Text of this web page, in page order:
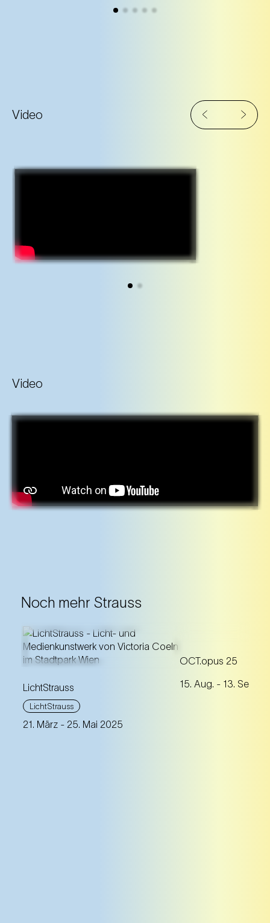
Video
Video
Noch mehr Strauss
LichtStrauss
LichtStrauss
21. März - 25. Mai 2025
Medienkunstwerk im Wiener
Stadtpark inspiriert von 7
starken Frauenfiguren aus
Strauss' Operetten.
OCT.opus 25
15. Aug. - 13. Sept.
Ein riesiger,
Johann Strauss'